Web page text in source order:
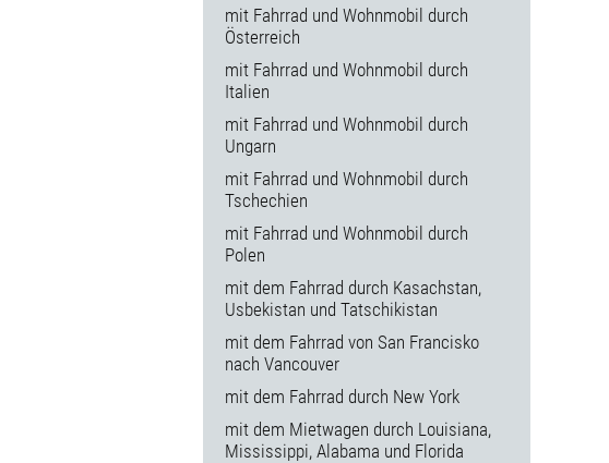
mit Fahrrad und Wohnmobil durch
Österreich
mit Fahrrad und Wohnmobil durch
Italien
mit Fahrrad und Wohnmobil durch
Ungarn
mit Fahrrad und Wohnmobil durch
Tschechien
mit Fahrrad und Wohnmobil durch
Polen
mit dem Fahrrad durch Kasachstan,
Usbekistan und Tatschikistan
mit dem Fahrrad von San Francisko
nach Vancouver
mit dem Fahrrad durch New York
mit dem Mietwagen durch Louisiana,
Mississippi, Alabama und Florida